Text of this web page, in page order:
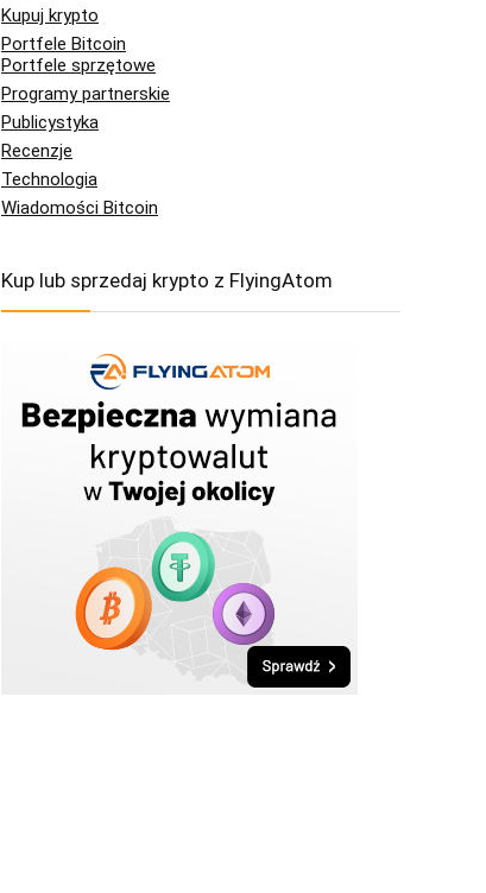
Kupuj krypto
Portfele Bitcoin
Portfele sprzętowe
Programy partnerskie
Publicystyka
Recenzje
Technologia
Wiadomości Bitcoin
Kup lub sprzedaj krypto z FlyingAtom